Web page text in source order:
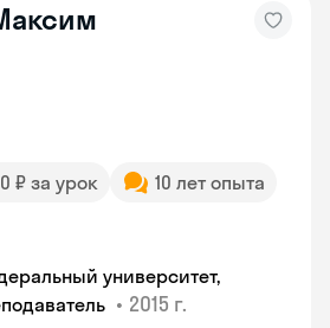
₽ за урок
10 лет опыта
университет,
• 2015 г.